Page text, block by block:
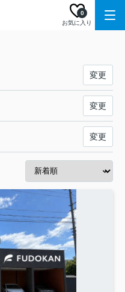
お気に入り
0
変更
変更
変更